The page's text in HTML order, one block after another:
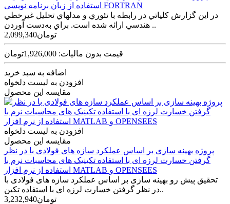
استفاده از زبان برنامه نویسی FORTRAN
در اين گزارش کلياتي در رابطه با تئوري و مدل­هاي تحليل غيرخطي
هندسي ارائه شده است. براي به‌دست آوردن ..
2,099,340تومان
قیمت بدون مالیات: 1,926,000تومان
اضافه به سبد خرید
افزودن به لیست دلخواه
مقایسه این محصول
افزودن به لیست دلخواه
مقایسه این محصول
پروژه بهینه سازی بر اساس عملکرد سازه های فولادی با در نظر
گرفتن خسارت لرزه ای با استفاده تکینیک های محاسبات نرم با
استفاده از نرم افزار MATLAB و OPENSEES
تحقیق پیش رو بهینه سازی بر اساس عملکرد سازه های فولادی با
در نظر گرفتن خسارت لرزه ای با استفاده تکین..
3,232,940تومان